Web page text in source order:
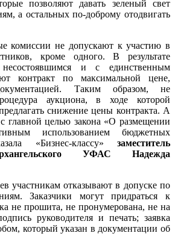
позволяют давать зеленый свет
а остальных по-доброму отодвигать
комиссии не допускают к участию в
кроме одного. В результате
и с единственным
контракт по максимальной цене,
Таким образом, не
аукциона, в ходе которой
снижение цены контракта. А
главной целью закона «О размещении
использованием бюджетных
«Бизнес-классу» заместитель
УФАС Надежда
участникам отказывают в допуске по
Заказчики могут придраться к
не прошита, не пронумерована, не на
руководителя и печать; заявка
который указан в документации об